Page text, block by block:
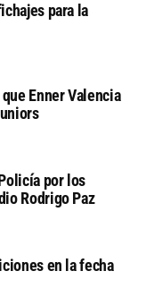
para la
Enner Valencia
por los
Rodrigo Paz
en la fecha